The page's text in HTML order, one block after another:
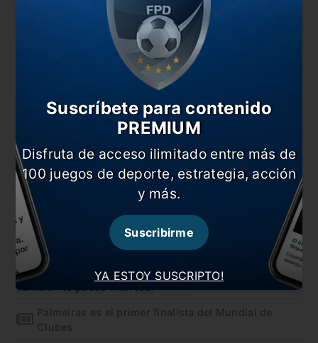
También te puede interesar
Palmeiras es el primer finalista del Mundial de
Clubes
YA ESTOY SUSCRIPTO!
Suscríbete para contenido
PREMIUM
Disfruta de acceso ilimitado entre más de
100 juegos de deporte, estrategia, acción
y más.
Suscribirme